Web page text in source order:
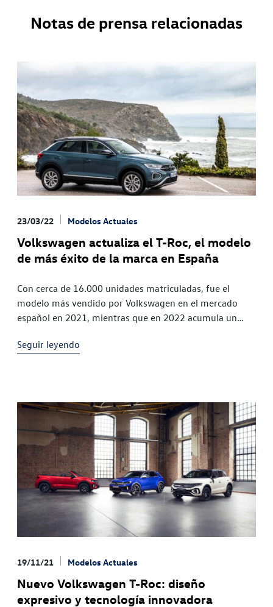
Notas de prensa relacionadas
23/03/22 Modelos Actuales
Volkswagen actualiza el T-Roc, el modelo
de más éxito de la marca en España
Con cerca de 16.000 unidades matriculadas, fue el
modelo más vendido por Volkswagen en el mercado
español en 2021, mientras que en 2022 acumula un
Seguir leyendo
19/11/21 Modelos Actuales
Nuevo Volkswagen T-Roc: diseño
expresivo y tecnología innovadora